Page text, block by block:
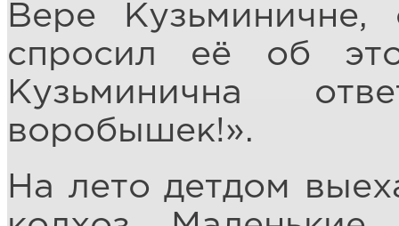
Вере Кузьминичне,
спросил её об
Кузьминична
воробышек!».
На лето детдом